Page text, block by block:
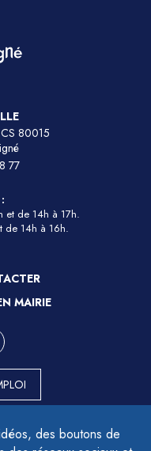
des boutons de
80015
77
et de 14h à 17h.
de 14h à 16h.
MAIRIE
CONFORME